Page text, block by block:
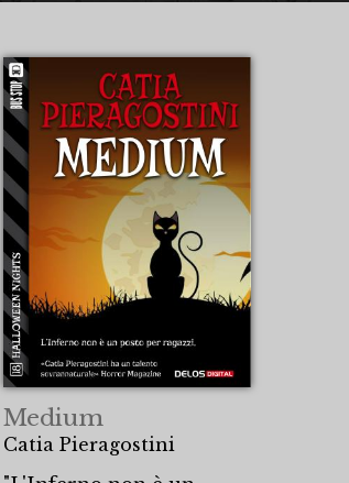
Medium
Catia Pieragostini